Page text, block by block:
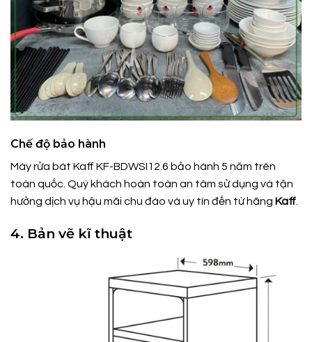
Chế độ bảo hành
Máy rửa bát Kaff KF-BDWSI12.6 bảo hành 5 năm trên
toàn quốc. Quý khách hoàn toàn an tâm sử dụng và tận
hưởng dịch vụ hậu mãi chu đáo và uy tín đến từ hãng Kaff
4. Bản vẽ kĩ thuật